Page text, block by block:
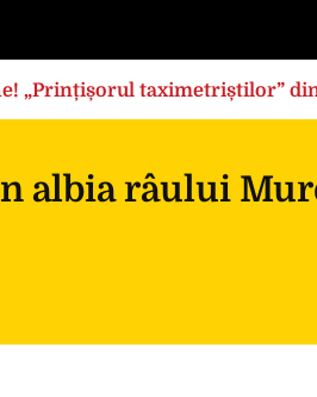
„Prințișorul taximetriștilor”
albia râului